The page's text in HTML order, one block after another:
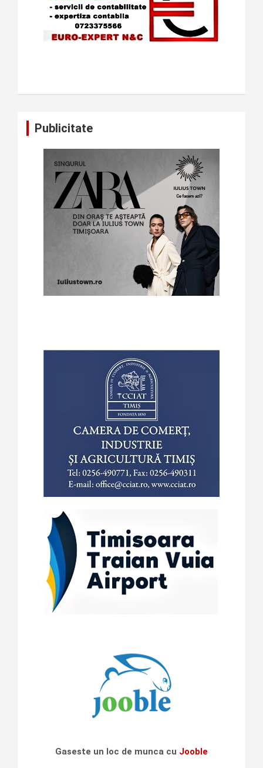
Publicitate
Gaseste un loc de munca cu Jooble